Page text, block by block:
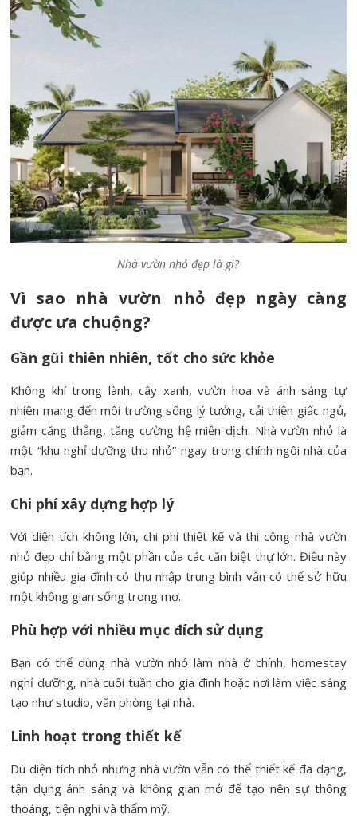
Nhà vườn nhỏ đẹp là gì?
Vì sao nhà vườn nhỏ đẹp ngày càng
được ưa chuộng?
Gần gũi thiên nhiên, tốt cho sức khỏe
Không khí trong lành, cây xanh, vườn hoa và ánh sáng tự
nhiên mang đến môi trường sống lý tưởng, cải thiện giấc ngủ,
giảm căng thẳng, tăng cường hệ miễn dịch. Nhà vườn nhỏ là
một “khu nghỉ dưỡng thu nhỏ” ngay trong chính ngôi nhà của
bạn.
Chi phí xây dựng hợp lý
Với diện tích không lớn, chi phí thiết kế và thi công nhà vườn
nhỏ đẹp chỉ bằng một phần của các căn biệt thự lớn. Điều này
giúp nhiều gia đình có thu nhập trung bình vẫn có thể sở hữu
một không gian sống trong mơ.
Phù hợp với nhiều mục đích sử dụng
Bạn có thể dùng nhà vườn nhỏ làm nhà ở chính, homestay
nghỉ dưỡng, nhà cuối tuần cho gia đình hoặc nơi làm việc sáng
tạo như studio, văn phòng tại nhà.
Linh hoạt trong thiết kế
Dù diện tích nhỏ nhưng nhà vườn vẫn có thể thiết kế đa dạng,
tận dụng ánh sáng và không gian mở để tạo nên sự thông
thoáng, tiện nghi và thẩm mỹ.